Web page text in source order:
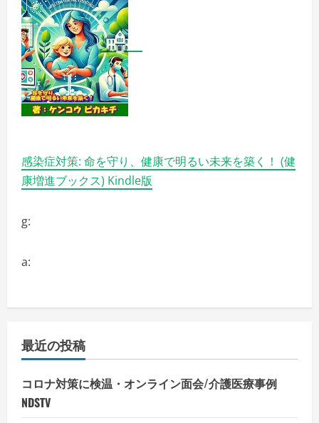
感染症対策: 命を守り、健康で明るい未来を築く！ (健
康増進ブックス) Kindle版
g:
a:
最近の投稿
コロナ対策に検温・オンライン面会/介護医療事例
NDSTV